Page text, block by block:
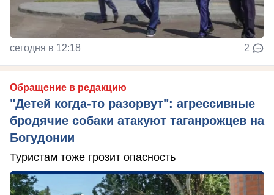
сегодня в 12:18 2
Обращение в редакцию
"Детей когда-то разорвут": агрессивные
бродячие собаки атакуют таганрожцев на
Богудонии
Туристам тоже грозит опасность